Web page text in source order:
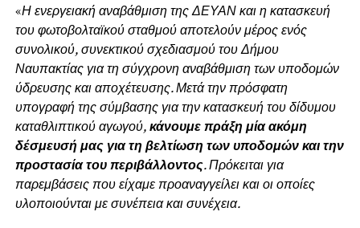
«Η ενεργειακή αναβάθμιση της ΔΕΥΑΝ και η κατασκευή
του φωτοβολταϊκού σταθμού αποτελούν μέρος ενός
συνολικού, συνεκτικού σχεδιασμού του Δήμου
Ναυπακτίας για τη σύγχρονη αναβάθμιση των υποδομών
ύδρευσης και αποχέτευσης. Μετά την πρόσφατη
υπογραφή της σύμβασης για την κατασκευή του δίδυμου
καταθλιπτικού αγωγού,κάνουμε πράξη μία ακόμη
δέσμευσή μας για τη βελτίωση των υποδομών και την
προστασία του περιβάλλοντος. Πρόκειται για
παρεμβάσεις που είχαμε προαναγγείλει και οι οποίες
υλοποιούνται με συνέπεια και συνέχεια.